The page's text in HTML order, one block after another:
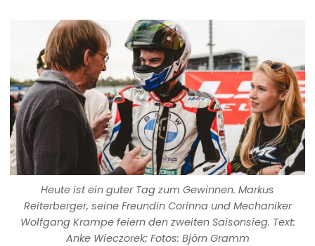
Heute ist ein guter Tag zum Gewinnen. Markus
Reiterberger, seine Freundin Corinna und Mechaniker
Wolfgang Krampe feiern den zweiten Saisonsieg. Text:
Anke Wieczorek; Fotos: Björn Gramm